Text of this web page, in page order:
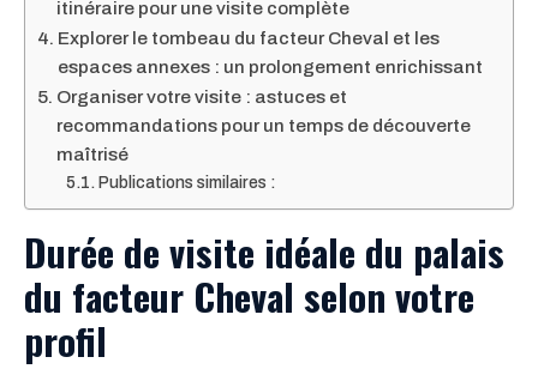
itinéraire pour une visite complète
Explorer le tombeau du facteur Cheval et les
espaces annexes : un prolongement enrichissant
Organiser votre visite : astuces et
recommandations pour un temps de découverte
maîtrisé
Publications similaires :
Durée de visite idéale du palais
du facteur Cheval selon votre
profil